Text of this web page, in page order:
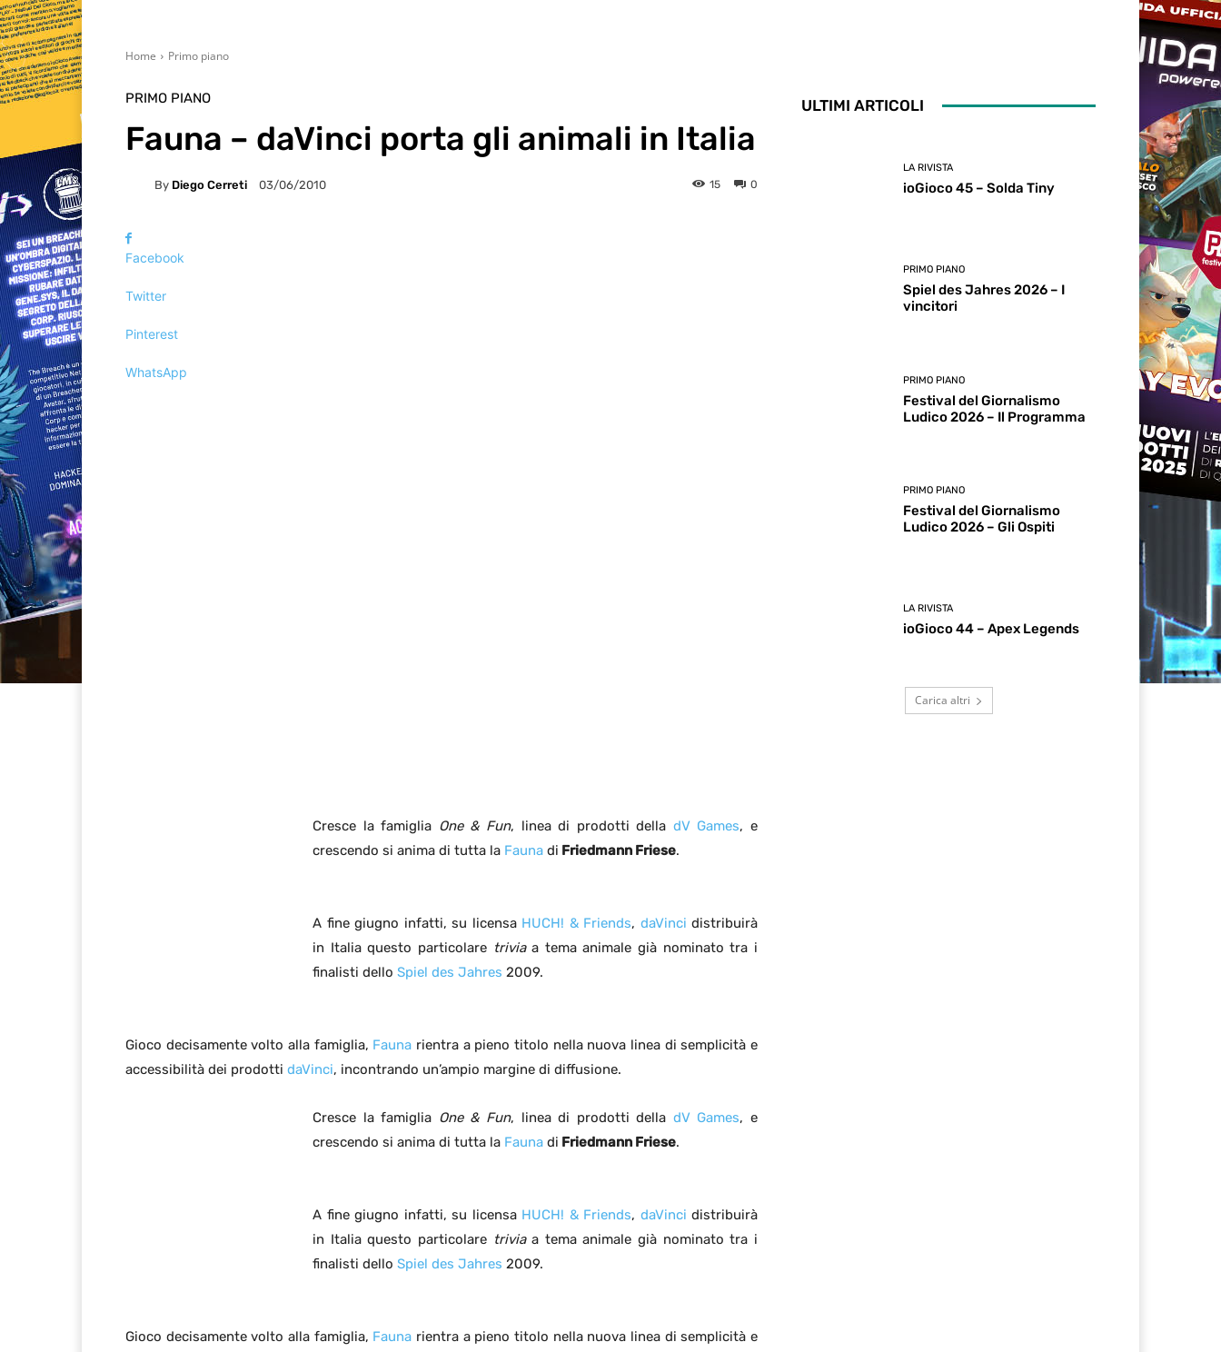
Home Primo piano
PRIMO PIANO
Fauna – daVinci porta gli animali in Italia
By Diego Cerreti 03/06/2010 0
15
Facebook
Twitter
Pinterest
WhatsApp
Cresce la famiglia One & Fun, linea di prodotti della dV Games, e
crescendo si anima di tutta la Fauna di Friedmann Friese.
A fine giugno infatti, su licensa HUCH! & Friends, daVinci distribuirà
in Italia questo particolare triviaa tema animale già nominato tra i
finalisti dello Spiel des Jahres 2009.
Gioco decisamente volto alla famiglia, Fauna rientra a pieno titolo nella nuova linea di semplicità e
accessibilità dei prodotti daVinci, incontrando un’ampio margine di diffusione.
Cresce la famiglia One & Fun, linea di prodotti della dV Games, e
crescendo si anima di tutta la Fauna di Friedmann Friese.
A fine giugno infatti, su licensa HUCH! & Friends, daVinci distribuirà
in Italia questo particolare triviaa tema animale già nominato tra i
finalisti dello Spiel des Jahres 2009.
Gioco decisamente volto alla famiglia, Fauna rientra a pieno titolo nella nuova linea di semplicità e
ULTIMI ARTICOLI
LA RIVISTA
ioGioco 45 – Solda Tiny
PRIMO PIANO
Spiel des Jahres 2026 – I
vincitori
PRIMO PIANO
Festival del Giornalismo
Ludico 2026 – Il Programma
PRIMO PIANO
Festival del Giornalismo
Ludico 2026 – Gli Ospiti
LA RIVISTA
ioGioco 44 – Apex Legends
Carica altri